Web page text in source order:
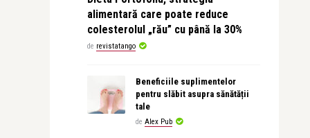
alimentară care poate reduce
colesterolul „rău” cu până la 30%
de revistatango
Beneficiile suplimentelor
pentru slăbit asupra sănătății
tale
de Alex Pub